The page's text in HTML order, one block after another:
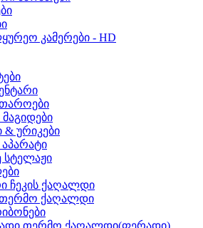
კამერები - HD
ურიკები
სტელაჟი
ჩეკის ქაღალდი
თერმო ქაღალდი
თერმო ქაღალდი(ფერადი)